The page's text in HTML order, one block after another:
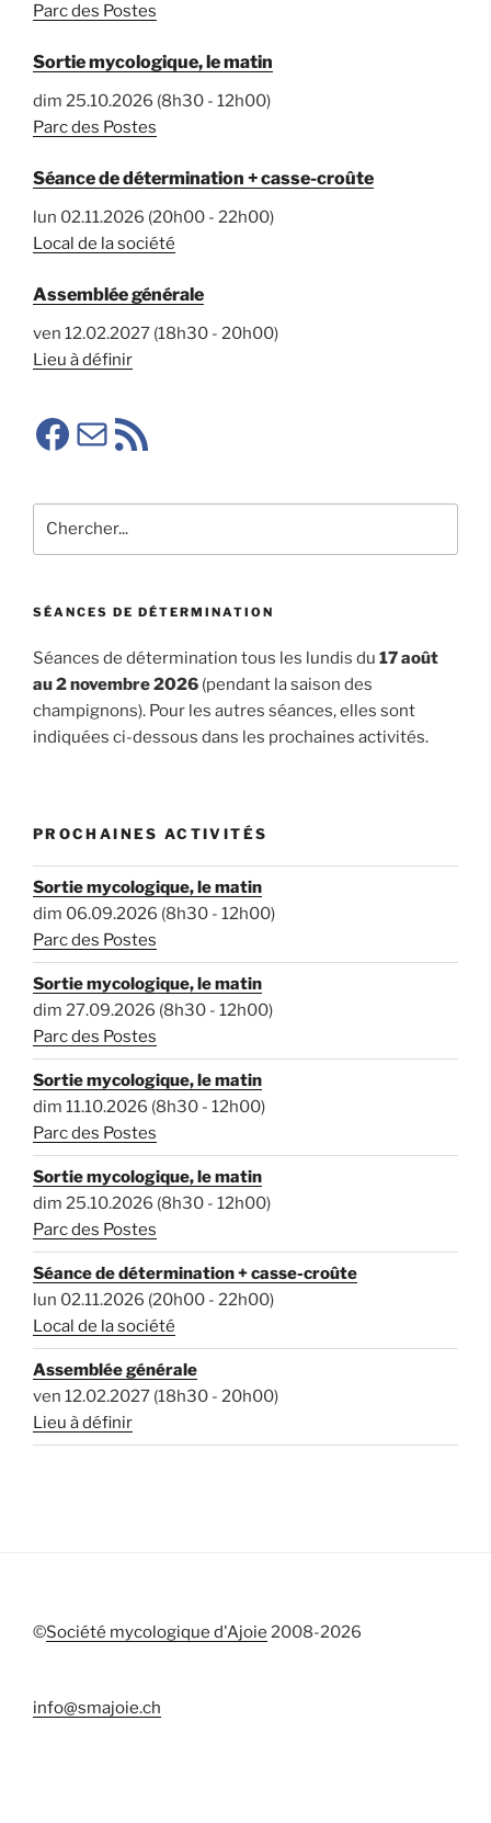
Parc des Postes
Sortie mycologique, le matin
dim 25.10.2026 (8h30 - 12h00)
Parc des Postes
Séance de détermination + casse-croûte
lun 02.11.2026 (20h00 - 22h00)
Local de la société
Assemblée générale
ven 12.02.2027 (18h30 - 20h00)
Lieu à définir
Facebook SMA
E-mailRSS SMA
SÉANCES DE DÉTERMINATION
Séances de détermination tous les lundis du 17 août
au 2 novembre 2026 (pendant la saison des
champignons). Pour les autres séances, elles sont
indiquées ci-dessous dans les prochaines activités.
PROCHAINES ACTIVITÉS
Sortie mycologique, le matin
dim 06.09.2026 (8h30 - 12h00)
Parc des Postes
Sortie mycologique, le matin
dim 27.09.2026 (8h30 - 12h00)
Parc des Postes
Sortie mycologique, le matin
dim 11.10.2026 (8h30 - 12h00)
Parc des Postes
Sortie mycologique, le matin
dim 25.10.2026 (8h30 - 12h00)
Parc des Postes
Séance de détermination + casse-croûte
lun 02.11.2026 (20h00 - 22h00)
Local de la société
Assemblée générale
ven 12.02.2027 (18h30 - 20h00)
Lieu à définir
©Société mycologique d'Ajoie 2008-2026
info@smajoie.ch